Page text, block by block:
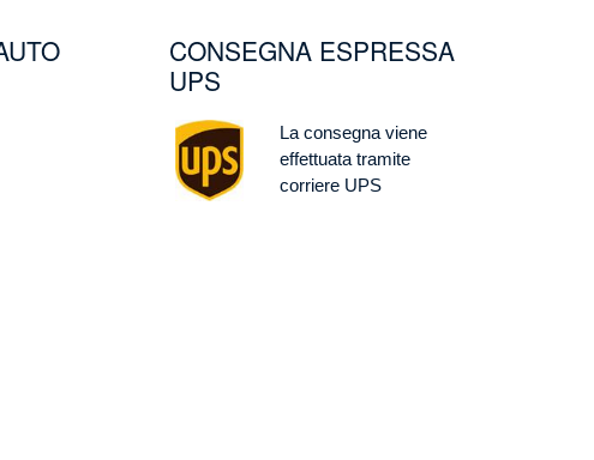
CONSEGNA ESPRESSA
UPS
Image
La consegna viene
effettuata tramite
corriere UPS